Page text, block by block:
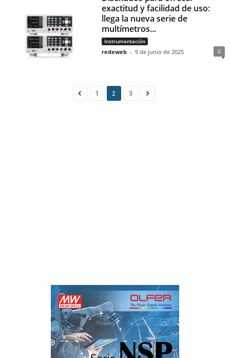
exactitud y facilidad de uso:
llega la nueva serie de
multímetros...
Instrumentación
redeweb - 9 de junio de 2025 0
1 2 3